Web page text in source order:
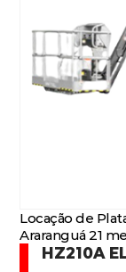
Locação de
Araranguá 21
HZ210A